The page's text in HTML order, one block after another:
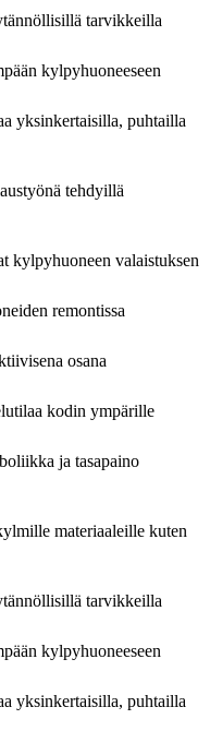
tarvikkeilla
kylpyhuoneeseen
yksinkertaisilla, puhtailla
tehdyillä
kylpyhuoneen valaistuksen
remontissa
osana
kodin ympärille
ja tasapaino
materiaaleille kuten
tarvikkeilla
kylpyhuoneeseen
yksinkertaisilla, puhtailla